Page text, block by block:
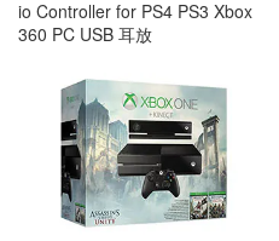
io Controller for PS4 PS3 Xbox
360 PC USB 耳放